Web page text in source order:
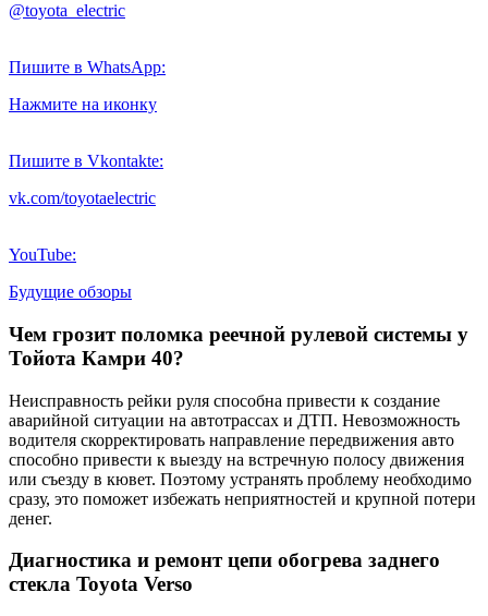
@toyota_electric
Пишите в WhatsApp:
Нажмите на иконку
Пишите в Vkontakte:
vk.com/toyotaelectric
YouTube:
Будущие обзоры
Чем грозит поломка реечной рулевой системы у
Тойота Камри 40?
Неисправность рейки руля способна привести к создание
аварийной ситуации на автотрассах и ДТП. Невозможность
водителя скорректировать направление передвижения авто
способно привести к выезду на встречную полосу движения
или съезду в кювет. Поэтому устранять проблему необходимо
сразу, это поможет избежать неприятностей и крупной потери
денег.
Диагностика и ремонт цепи обогрева заднего
стекла Toyota Verso